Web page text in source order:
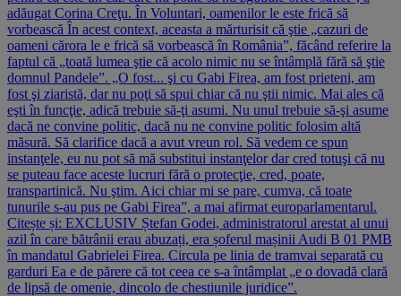
adăugat Corina Creţu. În Voluntari, oamenilor le este frică să
vorbească În acest context, aceasta a mărturisit că ştie „cazuri de
oameni cărora le e frică să vorbească în România”, făcând referire la
faptul că „toată lumea ştie că acolo nimic nu se întâmplă fără să ştie
domnul Pandele”. „O fost... şi cu Gabi Firea, am fost prieteni, am
fost şi ziaristă, dar nu poţi să spui chiar că nu ştii nimic. Mai ales că
eşti în funcţie, adică trebuie să-ţi asumi. Nu unul trebuie să-şi asume
dacă ne convine politic, dacă nu ne convine politic folosim altă
măsură. Să clarifice dacă a avut vreun rol. Să vedem ce spun
instanţele, eu nu pot să mă substitui instanţelor dar cred totuşi că nu
se puteau face aceste lucruri fără o protecţie, cred, poate,
transpartinică. Nu ştim. Aici chiar mi se pare, cumva, că toate
tunurile s-au pus pe Gabi Firea”, a mai afirmat europarlamentarul.
Citește și: EXCLUSIV Ștefan Godei, administratorul arestat al unui
azil în care bătrânii erau abuzați, era șoferul mașinii Audi B 01 PMB
în mandatul Gabrielei Firea. Circula pe linia de tramvai separată cu
garduri Ea e de părere că tot ceea ce s-a întâmplat „e o dovadă clară
de lipsă de omenie, dincolo de chestiunile juridice”.